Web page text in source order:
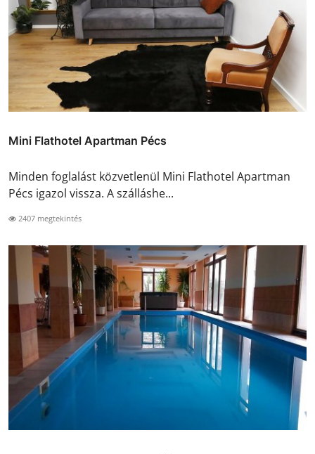
Mini Flathotel Apartman Pécs
Minden foglalást közvetlenül Mini Flathotel Apartman
Pécs igazol vissza. A szálláshe...
2407 megtekintés